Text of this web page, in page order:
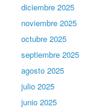
diciembre 2025
noviembre 2025
octubre 2025
septiembre 2025
agosto 2025
julio 2025
junio 2025